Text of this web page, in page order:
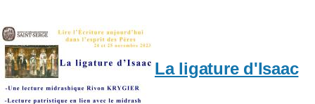
La ligature d'Isaac